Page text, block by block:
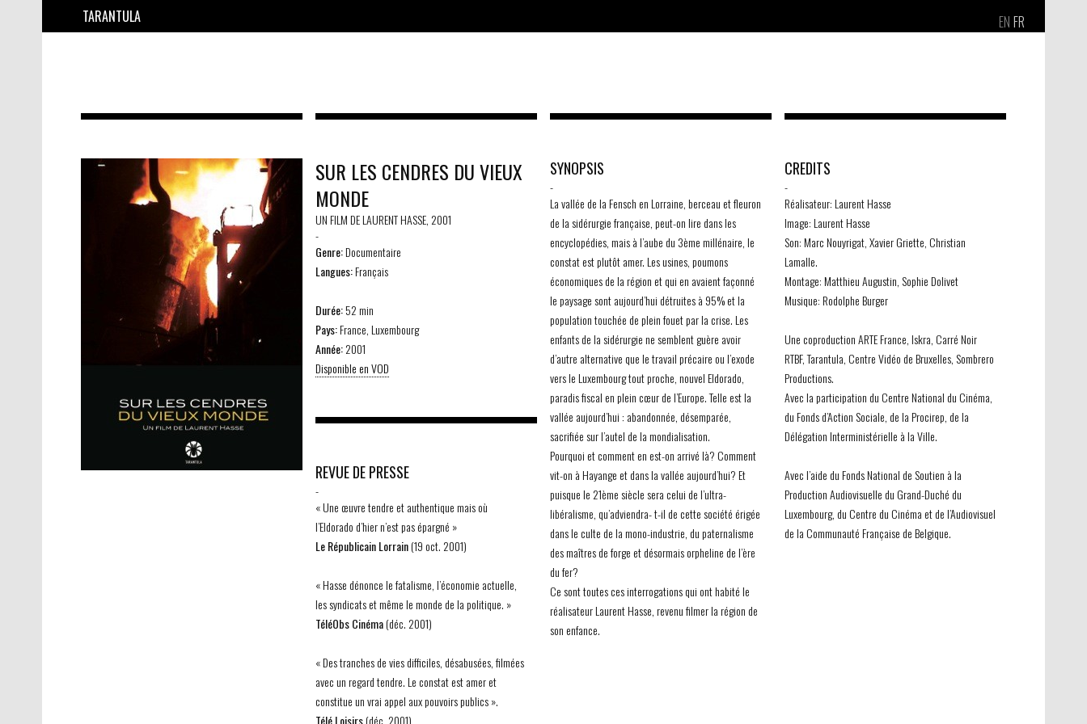
EN FR
TARANTULA
SUR LES CENDRES DU VIEUX
MONDE
UN FILM DE LAURENT HASSE, 2001
-
Genre:Documentaire
Langues:Français
Durée:52 min
Pays:France, Luxembourg
Année:2001
Disponible en VOD
SYNOPSIS
-
La vallée de la Fensch en Lorraine, berceau et fleuron
de la sidérurgie française, peut-on lire dans les
encyclopédies, mais à l’aube du 3ème millénaire, le
constat est plutôt amer. Les usines, poumons
économiques de la région et qui en avaient façonné
le paysage sont aujourd’hui détruites à 95% et la
population touchée de plein fouet par la crise. Les
enfants de la sidérurgie ne semblent guère avoir
d’autre alternative que le travail précaire ou l’exode
vers le Luxembourg tout proche, nouvel Eldorado,
paradis fiscal en plein cœur de l’Europe. Telle est la
vallée aujourd’hui : abandonnée, désemparée,
sacrifiée sur l’autel de la mondialisation.
Pourquoi et comment en est-on arrivé là? Comment
vit-on à Hayange et dans la vallée aujourd’hui? Et
puisque le 21ème siècle sera celui de l’ultra-
libéralisme, qu’adviendra- t-il de cette société érigée
dans le culte de la mono-industrie, du paternalisme
des maîtres de forge et désormais orpheline de l’ère
du fer?
Ce sont toutes ces interrogations qui ont habité le
réalisateur Laurent Hasse, revenu filmer la région de
son enfance.
CREDITS
-
Réalisateur: Laurent Hasse
Image: Laurent Hasse
Son: Marc Nouyrigat, Xavier Griette, Christian
Lamalle.
Montage: Matthieu Augustin, Sophie Dolivet
Musique: Rodolphe Burger
Une coproduction ARTE France, Iskra, Carré Noir
RTBF, Tarantula, Centre Vidéo de Bruxelles, Sombrero
Productions.
Avec la participation du Centre National du Cinéma,
du Fonds d’Action Sociale, de la Procirep, de la
Délégation Interministérielle à la Ville.
Avec l’aide du Fonds National de Soutien à la
Production Audiovisuelle du Grand-Duché du
Luxembourg, du Centre du Cinéma et de l’Audiovisuel
de la Communauté Française de Belgique.
REVUE DE PRESSE
-
« Une œuvre tendre et authentique mais où
l’Eldorado d’hier n’est pas épargné »
Le Républicain Lorrain(19 oct. 2001)
« Hasse dénonce le fatalisme, l’économie actuelle,
les syndicats et même le monde de la politique. »
TéléObs Cinéma(déc. 2001)
« Des tranches de vies difficiles, désabusées, filmées
avec un regard tendre. Le constat est amer et
constitue un vrai appel aux pouvoirs publics ».
Télé Loisirs(déc. 2001)